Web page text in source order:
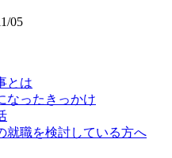
05
とは
なったきっかけ
就職を検討している方へ